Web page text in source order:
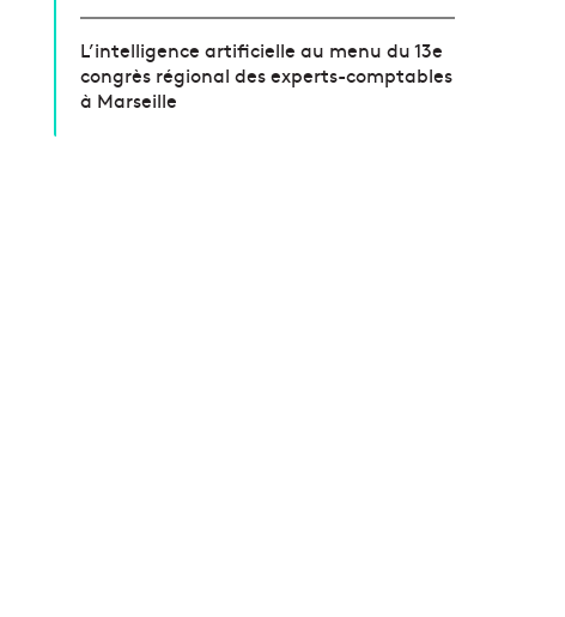
L’intelligence artificielle au menu du 13e
congrès régional des experts-comptables
à Marseille